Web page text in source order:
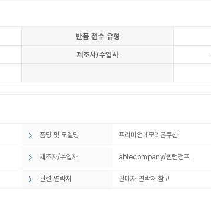
반품 접수 유형
제조사/수입사
품명 및 모델명 프리미엄메모리폼쿠션
제조자/수입자 ablecompany/퀀텀점프
관련 연락처 판매자 연락처 참고